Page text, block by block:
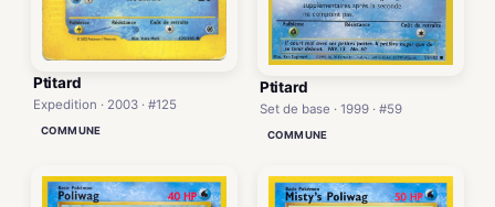
Ptitard
Expedition · 2003 · #125
COMMUNE
Ptitard
Set de base · 1999 · #59
COMMUNE